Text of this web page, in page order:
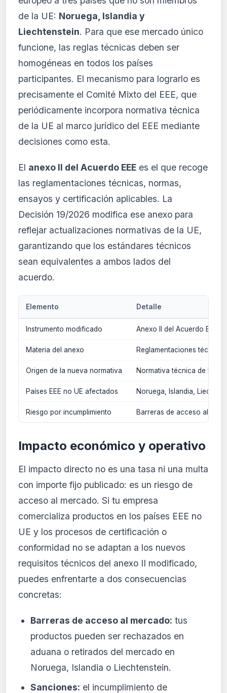
de la UE: Noruega, Islandia y
Liechtenstein. Para que ese mercado único
funcione, las reglas técnicas deben ser
homogéneas en todos los países
participantes. El mecanismo para lograrlo es
precisamente el Comité Mixto del EEE, que
periódicamente incorpora normativa técnica
de la UE al marco jurídico del EEE mediante
decisiones como esta.
El anexo II del Acuerdo EEE es el que recoge
las reglamentaciones técnicas, normas,
ensayos y certificación aplicables. La
Decisión 19/2026 modifica ese anexo para
reflejar actualizaciones normativas de la UE,
garantizando que los estándares técnicos
sean equivalentes a ambos lados del
acuerdo.
Elemento Detalle
Instrumento modificado Anexo II del Acuerdo EEE
Materia del anexo Reglamentaciones
Origen de la nueva normativa Normativa técnica de la
Países EEE no UE afectados Noruega, Islandia,
Riesgo por incumplimiento Barreras de acceso al
Impacto económico y operativo
El impacto directo no es una tasa ni una multa
con importe fijo publicado: es un riesgo de
acceso al mercado. Si tu empresa
comercializa productos en los países EEE no
UE y los procesos de certificación o
conformidad no se adaptan a los nuevos
requisitos técnicos del anexo II modificado,
puedes enfrentarte a dos consecuencias
concretas:
Barreras de acceso al mercado: tus
productos pueden ser rechazados en
aduana o retirados del mercado en
Noruega, Islandia o Liechtenstein.
Sanciones: el incumplimiento de